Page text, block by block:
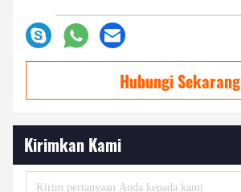
Hubungi Sekarang
Kirimkan Kami